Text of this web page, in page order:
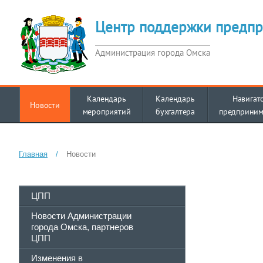
Центр поддержки
Администрация города Омска
Новости
Календарь
мероприятий
Календарь
бухгалтера
Главная / Новости
ЦПП
Новости Администрации
города Омска, партнеров
ЦПП
Изменения в